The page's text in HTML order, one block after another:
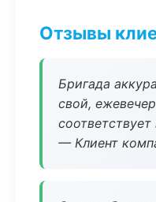
Отзывы
Бригада
свой,
соответствует
— Клиент